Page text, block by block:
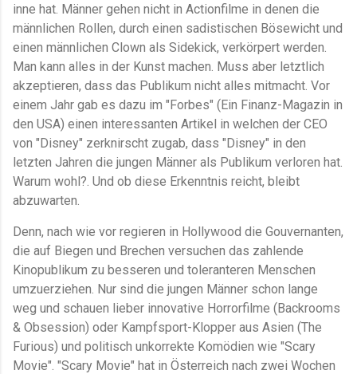
inne hat. Männer gehen nicht in Actionfilme in denen die
männlichen Rollen, durch einen sadistischen Bösewicht und
einen männlichen Clown als Sidekick, verkörpert werden.
Man kann alles in der Kunst machen. Muss aber letztlich
akzeptieren, dass das Publikum nicht alles mitmacht. Vor
einem Jahr gab es dazu im "Forbes" (Ein Finanz-Magazin in
den USA) einen interessanten Artikel in welchen der CEO
von "Disney" zerknirscht zugab, dass "Disney" in den
letzten Jahren die jungen Männer als Publikum verloren hat.
Warum wohl?. Und ob diese Erkenntnis reicht, bleibt
abzuwarten.
Denn, nach wie vor regieren in Hollywood die Gouvernanten,
die auf Biegen und Brechen versuchen das zahlende
Kinopublikum zu besseren und toleranteren Menschen
umzuerziehen. Nur sind die jungen Männer schon lange
weg und schauen lieber innovative Horrorfilme (Backrooms
& Obsession) oder Kampfsport-Klopper aus Asien (The
Furious) und politisch unkorrekte Komödien wie "Scary
Movie". "Scary Movie" hat in Österreich nach zwei Wochen